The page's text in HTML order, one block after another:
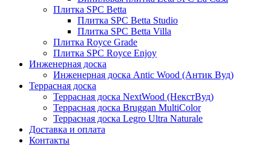
Плитка SPC Betta
Плитка SPC Betta Studio
Плитка SPC Betta Villa
Плитка Royce Grade
Плитка SPC Royce Enjoy
Инженерная доска
Инженерная доска Antic Wood (Антик Вуд)
Террасная доска
Террасная доска NextWood (НекстВуд)
Террасная доска Bruggan MultiColor
Террасная доска Legro Ultra Naturale
Доставка и оплата
Контакты